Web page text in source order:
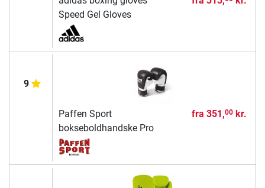
Speed Gel Gloves
9
Paffen Sport
bokseboldhandske Pro
fra 351,00kr.